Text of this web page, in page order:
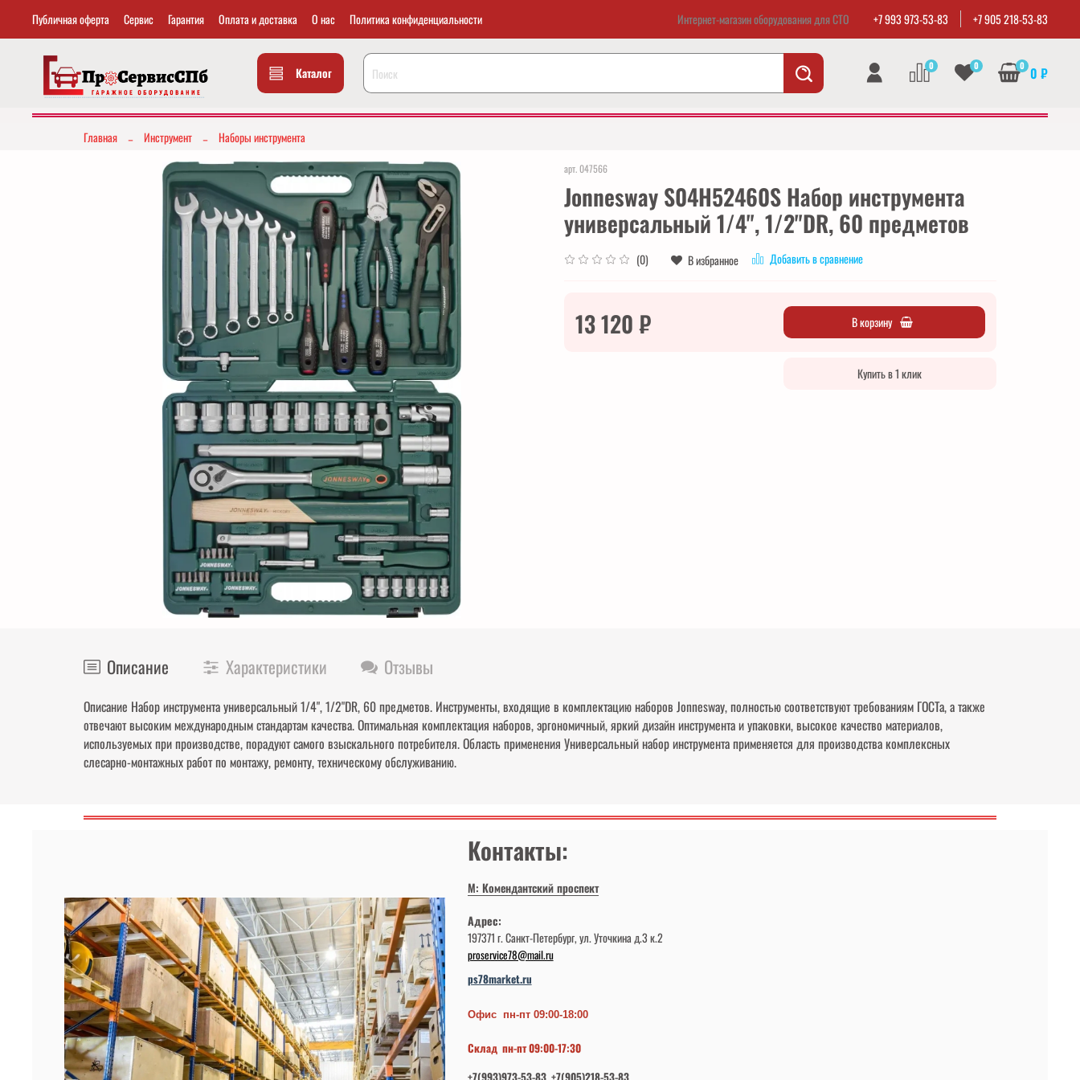
Публичная оферта Сервис Гарантия Оплата и доставка О нас Политика конфиденциальности Интернет-магазин оборудования для СТО +7 993 973-53-83 +7 905 218-53-83
Каталог 0 0 0 0 ₽
Главная Инструмент Наборы инструмента
арт.047566
Jonnesway S04H52460S Набор инструмента
универсальный 1/4", 1/2"DR, 60 предметов
(0) В избранное Добавить в сравнение
13 120 ₽ В корзину
Купить в 1 клик
Описание Характеристики Отзывы
Описание Набор инструмента универсальный 1/4", 1/2"DR, 60 предметов. Инструменты, входящие в комплектацию наборов Jonnesway, полностью соответствуют требованиям ГОСТа, а также
отвечают высоким международным стандартам качества. Оптимальная комплектация наборов, эргономичный, яркий дизайн инструмента и упаковки, высокое качество материалов,
используемых при производстве, порадуют самого взыскального потребителя. Область применения Универсальный набор инструмента применяется для производства комплексных
слесарно-монтажных работ по монтажу, ремонту, техническому обслуживанию.
Контакты:
М: Комендантский проспект
Адрес:
197371 г. Санкт-Петербург, ул. Уточкина д.3 к.2
proservice78@mail.ru
ps78market.ru
Офис пн-пт 09:00-18:00
Склад пн-пт 09:00-17:30
+7(993)973-53-83 +7(905)218-53-83